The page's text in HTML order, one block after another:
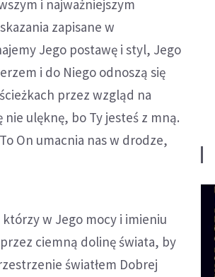
i najważniejszym
zapisane w
Jego postawę i styl, Jego
i do Niego odnoszą się
przez wzgląd na
nie ulęknę, bo Ty jesteś z mną.
On umacnia nas w drodze,
w Jego mocy i imieniu
ciemną dolinę świata, by
światłem Dobrej